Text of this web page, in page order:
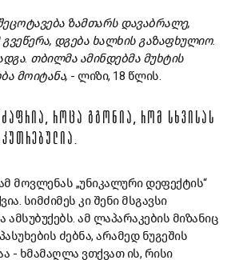
ზამთარს დავაბრალე,
დგება ხალხის გაზაფხულიო.
თბილმა ამინდებმა მუხტის
მოიტანა, - ლიზი, 18 წლის.
ᲠᲝᲪᲐ ᲒᲒᲝᲜᲘᲐ, ᲠᲝᲛ ᲡᲮᲕᲘᲡᲐᲡ
მოვლენას „უნიკალური დეფექტის“
სიმძიმეს კი შენი მსგავსი
ამსუბუქებს. ამ ლაპარაკების მიზანიც
ძებნა, არამედ ნუგეშის
- ხმამაღლა ვთქვათ ის, რისი